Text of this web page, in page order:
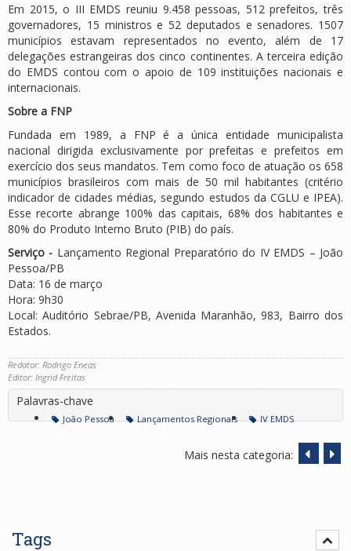
Em 2015, o III EMDS reuniu 9.458 pessoas, 512 prefeitos, três
governadores, 15 ministros e 52 deputados e senadores. 1507
municípios estavam representados no evento, além de 17
delegações estrangeiras dos cinco continentes. A terceira edição
do EMDS contou com o apoio de 109 instituições nacionais e
internacionais.
Sobre a FNP
Fundada em 1989, a FNP é a única entidade municipalista
nacional dirigida exclusivamente por prefeitas e prefeitos em
exercício dos seus mandatos. Tem como foco de atuação os 658
municípios brasileiros com mais de 50 mil habitantes (critério
indicador de cidades médias, segundo estudos da CGLU e IPEA).
Esse recorte abrange 100% das capitais, 68% dos habitantes e
80% do Produto Interno Bruto (PIB) do país.
Serviço - Lançamento Regional Preparatório do IV EMDS – João
Pessoa/PB
Data: 16 de março
Hora: 9h30
Local: Auditório Sebrae/PB, Avenida Maranhão, 983, Bairro dos
Estados.
Redator: Rodrigo Eneas
Editor: Ingrid Freitas
Palavras-chave
João Pessoa Lançamentos Regionais IV EMDS
Mais nesta categoria:
Tags